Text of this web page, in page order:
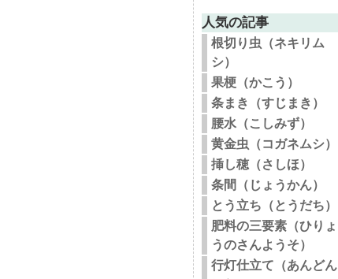
人気の記事
根切り虫（ネキリム
シ）
果梗（かこう）
条まき（すじまき）
腰水（こしみず）
黄金虫（コガネムシ）
挿し穂（さしほ）
条間（じょうかん）
とう立ち（とうだち）
肥料の三要素（ひりょ
うのさんようそ）
行灯仕立て（あんどん